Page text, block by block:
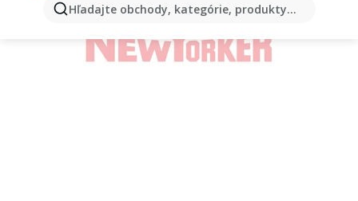
Hľadajte obchody, kategórie, produkty...